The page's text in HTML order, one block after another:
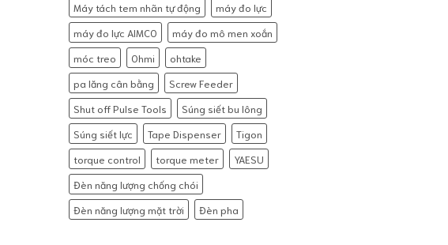
Máy tách tem nhãn tự động
máy đo lực
máy đo lực AIMCO
máy đo mô men xoắn
móc treo
Ohmi
ohtake
pa lăng cân bằng
Screw Feeder
Shut off Pulse Tools
Súng siết bu lông
Súng siết lực
Tape Dispenser
Tigon
torque control
torque meter
YAESU
Đèn năng lượng chống chói
Đèn năng lượng mặt trời
Đèn pha